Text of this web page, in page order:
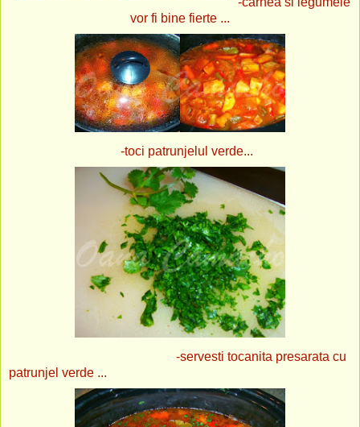
vor fi bine fierte ...
-toci patrunjelul verde...
-servesti tocanita presarata cu
patrunjel verde ...